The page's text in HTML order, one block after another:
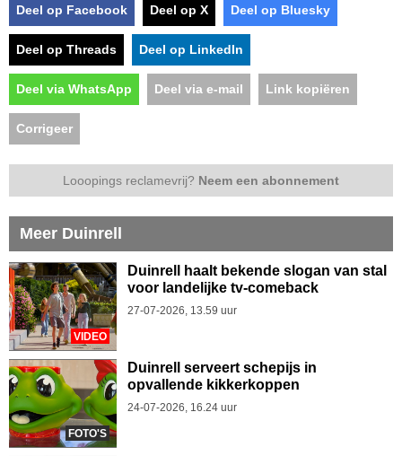
Deel op Facebook Deel op X Deel op Bluesky
Deel op Threads Deel op LinkedIn
Deel via WhatsApp Deel via e-mail Link kopiëren
Corrigeer
Looopings reclamevrij? Neem een abonnement
Meer Duinrell
VIDEO
Duinrell haalt bekende slogan van stal
voor landelijke tv-comeback
27-07-2026, 13.59 uur
FOTO'S
Duinrell serveert schepijs in
opvallende kikkerkoppen
24-07-2026, 16.24 uur